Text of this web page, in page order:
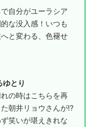
自分がユーラシア
な没入感！いつも
と変わる、色褪せ
ゆとり
の時はこちらを再
朝井リョウさんが⁉
笑いが堪えきれな